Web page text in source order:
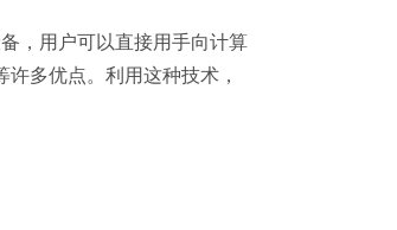
，用户可以直接用手向计算
多优点。利用这种技术，